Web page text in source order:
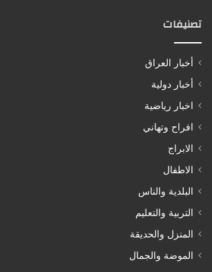
تصنيفات
أخبار العراق
أخبار دولية
اخبار رياضية
افراح وتهاني
الابراج
الاطفال
البلدية والناس
التربية والتعليم
المنزل والحديقة
الموضة والجمال